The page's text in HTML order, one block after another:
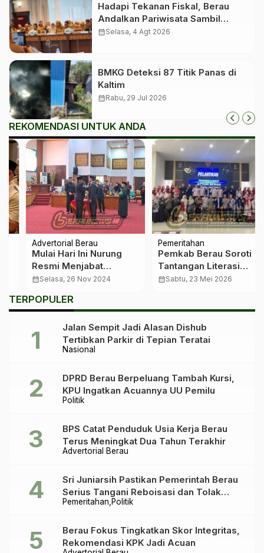
Hadapi Tekanan Fiskal, Berau
Andalkan Pariwisata Sambil
Menanti Dana Transfer Pusat
calendar_monthSelasa, 4 Agt 2026
BMKG Deteksi 87 Titik Panas di
Kaltim
calendar_monthRabu, 29 Jul 2026
REKOMENDASI UNTUK ANDA
Advertorial Berau
Mulai Hari Ini Nurung
Resmi Menjabat
Anggota DPRD Berau
Selasa, 26 Nov 2024
Pemeritahan
Pemkab Berau Soroti
Tantangan Literasi
Digital saat Pelantikan
Sabtu, 23 Mei 2026
TERPOPULER
Nasional
Jalan Sempit Jadi Alasan Dishub
Tertibkan Parkir di Tepian Teratai
Politik
DPRD Berau Berpeluang Tambah Kursi,
KPU Ingatkan Acuannya UU Pemilu
Advertorial Berau
BPS Catat Penduduk Usia Kerja Berau
Terus Meningkat Dua Tahun Terakhir
Pemeritahan Politik
Sri Juniarsih Pastikan Pemerintah Berau
Serius Tangani Reboisasi dan Tolak
Praktik Ilegal
Berau Fokus Tingkatkan Skor Integritas,
Rekomendasi KPK Jadi Acuan